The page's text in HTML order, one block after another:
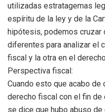
utilizadas estratagemas
espíritu de la ley y de la
hipótesis, podemos
diferentes para analizar el
fiscal y la otra en el
Perspectiva fiscal:
Cuando esto que acabo
derecho fiscal con el fin
se dice que hubo abuso